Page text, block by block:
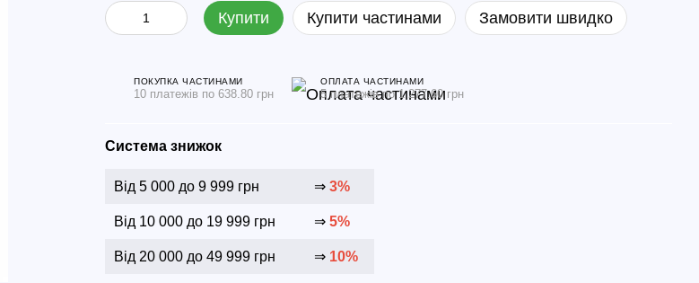
Купити Купити частинами Замовити швидко
ПОКУПКА ЧАСТИНАМИ
10 платежів по 638.80 грн
ОПЛАТА ЧАСТИНАМИ
5 платежів по 1 277.60 грн
Система знижок
Від 5 000 до 9 999 грн ⇒ 3%
Від 10 000 до 19 999 грн ⇒ 5%
Від 20 000 до 49 999 грн ⇒ 10%